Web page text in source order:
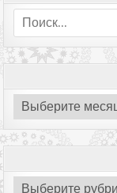
Поиск:
Архивы
Рубрики